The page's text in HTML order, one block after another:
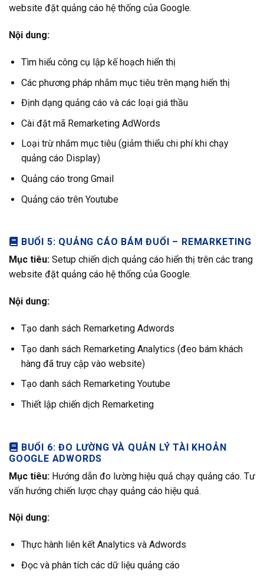
website đặt quảng cáo hệ thống của Google.
Nội dung:
Tìm hiểu công cụ lập kế hoạch hiển thị
Các phương pháp nhắm mục tiêu trên mạng hiển thị
Định dạng quảng cáo và các loại giá thầu
Cài đặt mã Remarketing AdWords
Loại trừ nhắm mục tiêu (giảm thiểu chi phí khi chạy
quảng cáo Display)
Quảng cáo trong Gmail
Quảng cáo trên Youtube
BUỔI 5: QUẢNG CÁO BÁM ĐUỔI – REMARKETING
Mục tiêu: Setup chiến dịch quảng cáo hiển thị trên các trang
website đặt quảng cáo hệ thống của Google.
Nội dung:
Tạo danh sách Remarketing Adwords
Tạo danh sách Remarketing Analytics (đeo bám khách
hàng đã truy cập vào website)
Tạo danh sách Remarketing Youtube
Thiết lập chiến dịch Remarketing
BUỔI 6: ĐO LƯỜNG VÀ QUẢN LÝ TÀI KHOẢN
GOOGLE ADWORDS
Mục tiêu: Hướng dẫn đo lường hiệu quả chạy quảng cáo. Tư
vấn hướng chiến lược chạy quảng cáo hiệu quả.
Nội dung:
Thực hành liên kết Analytics và Adwords
Đọc và phân tích các dữ liệu quảng cáo